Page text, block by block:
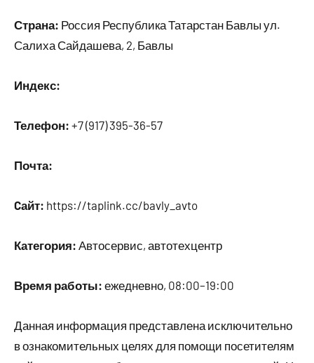
Страна: Россия Республика Татарстан Бавлы ул.
Салиха Сайдашева, 2, Бавлы
Индекс:
Телефон: +7 (917) 395-36-57
Почта:
Cайт: https://taplink.cc/bavly_avto
Категория: Автосервис, автотехцентр
Время работы: ежедневно, 08:00–19:00
Данная информация представлена исключительно
в ознакомительных целях для помощи посетителям